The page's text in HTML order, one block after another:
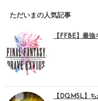
ただいまの人気記事
【FFBE】最
【DQMSL】